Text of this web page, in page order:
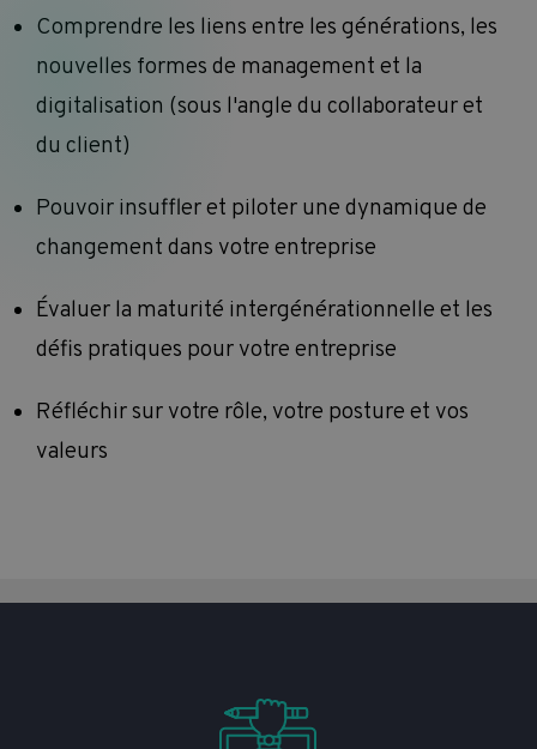
Comprendre les liens entre les générations, les
nouvelles formes de management et la
digitalisation (sous l'angle du collaborateur et
du client)
Pouvoir insuffler et piloter une dynamique de
changement dans votre entreprise
Évaluer la maturité intergénérationnelle et les
défis pratiques pour votre entreprise
Réfléchir sur votre rôle, votre posture et vos
valeurs